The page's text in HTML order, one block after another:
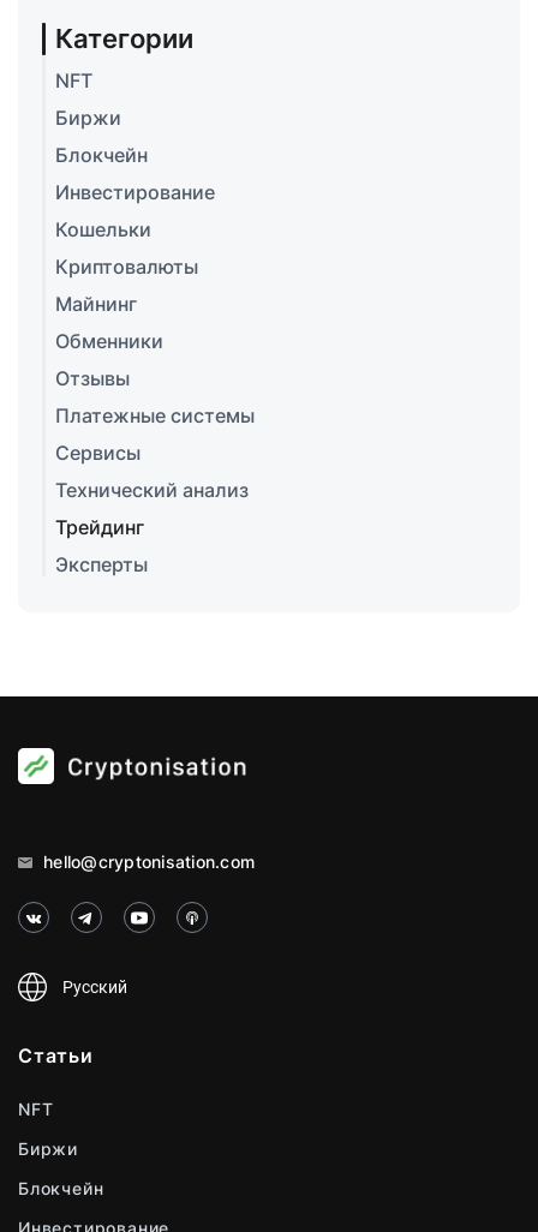
Категории
NFT
Биржи
Блокчейн
Инвестирование
Кошельки
Криптовалюты
Майнинг
Обменники
Отзывы
Платежные системы
Сервисы
Технический анализ
Трейдинг
Эксперты
hello@cryptonisation.com
Русский
Статьи
NFT
Биржи
Блокчейн
Инвестирование